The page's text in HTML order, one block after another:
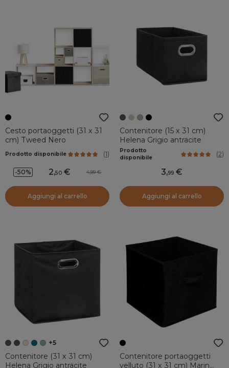
Cesto portaoggetti (31 x 31
cm) Tweed Nero
Prodotto disponibile (1)
-50% 2,50 4,99
Aggiungi al carrello
Contenitore (15 x 31 cm)
Helena Grigio antracite
Prodotto
disponibile
(2)
3,99
Aggiungi al carrello
+5
Contenitore (31 x 31 cm)
Helena Grigio antracite
Contenitore portaoggetti
velluto (31 x 31 cm) Marin